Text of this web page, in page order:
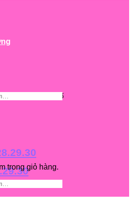
63 tỉnh/ thành phố
trong giỏ hàng.